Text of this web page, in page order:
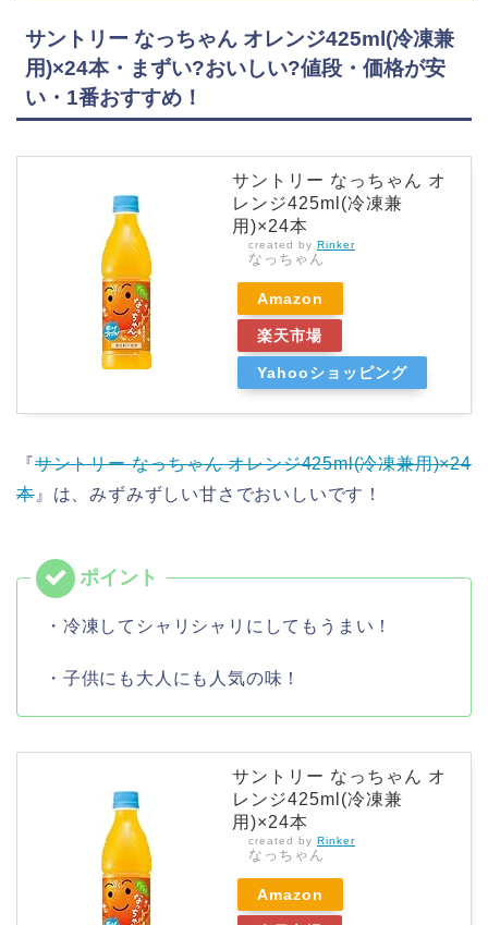
サントリー なっちゃん オレンジ425ml(冷凍兼
用)×24本・まずい?おいしい?値段・価格が安
い・1番おすすめ！
サントリー なっちゃん オ
レンジ425ml(冷凍兼
用)×24本
created by Rinker
なっちゃん
Amazon
楽天市場
Yahooショッピング
『サントリー なっちゃん オレンジ425ml(冷凍兼用)×24
本』は、みずみずしい甘さでおいしいです！
・冷凍してシャリシャリにしてもうまい！
・子供にも大人にも人気の味！
サントリー なっちゃん オ
レンジ425ml(冷凍兼
用)×24本
created by Rinker
なっちゃん
Amazon